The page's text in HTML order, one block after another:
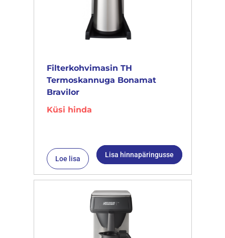
Filterkohvimasin TH
Termoskannuga Bonamat
Bravilor
Küsi hinda
Loe lisa Lisa hinnapäringusse